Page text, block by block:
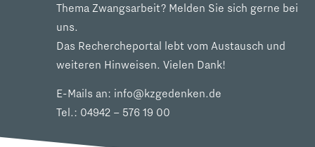
Thema Zwangsarbeit? Melden Sie sich gerne bei
uns.
Das Rechercheportal lebt vom Austausch und
weiteren Hinweisen. Vielen Dank!
E-Mails an: info@kzgedenken.de
Tel.: 04942 – 576 19 00